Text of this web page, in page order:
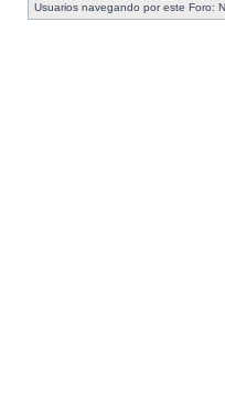
Usuarios navegando por este Foro: